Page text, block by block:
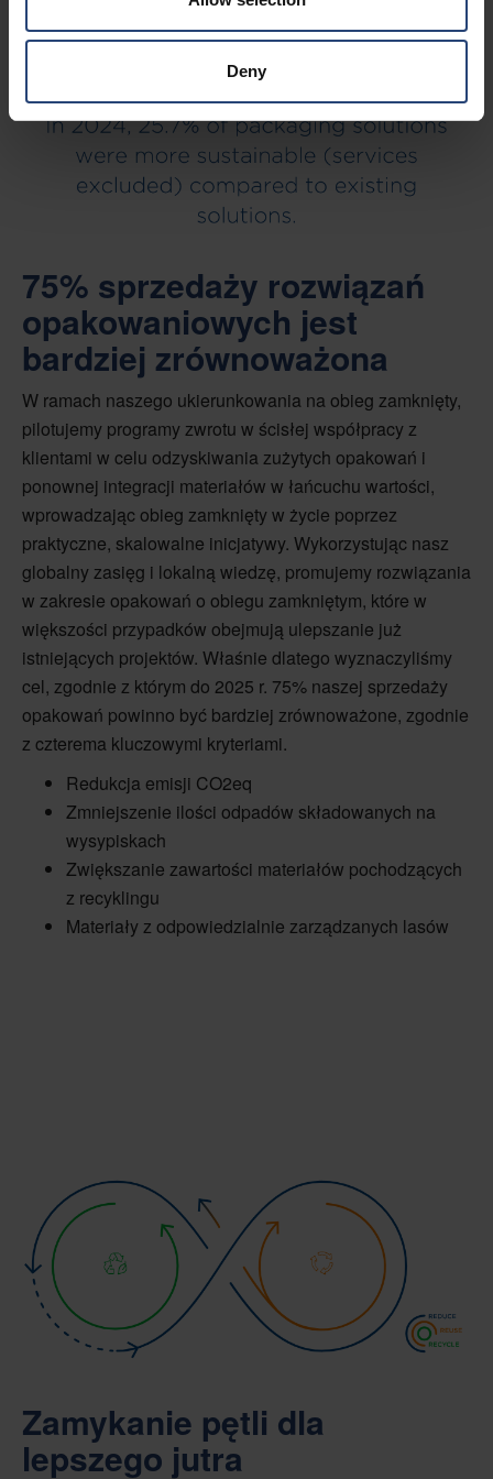
Deny
75% sprzedaży rozwiązań
opakowaniowych jest
bardziej zrównoważona
W ramach naszego ukierunkowania na obieg zamknięty,
pilotujemy programy zwrotu w ścisłej współpracy z
klientami w celu odzyskiwania zużytych opakowań i
ponownej integracji materiałów w łańcuchu wartości,
wprowadzając obieg zamknięty w życie poprzez
praktyczne, skalowalne inicjatywy. Wykorzystując nasz
globalny zasięg i lokalną wiedzę, promujemy rozwiązania
w zakresie opakowań o obiegu zamkniętym, które w
większości przypadków obejmują ulepszanie już
istniejących projektów. Właśnie dlatego wyznaczyliśmy
cel, zgodnie z którym do 2025 r. 75% naszej sprzedaży
opakowań powinno być bardziej zrównoważone, zgodnie
z czterema kluczowymi kryteriami.
Redukcja emisji CO2eq
Zmniejszenie ilości odpadów składowanych na
wysypiskach
Zwiększanie zawartości materiałów pochodzących
z recyklingu
Materiały z odpowiedzialnie zarządzanych lasów
Zamykanie pętli dla
lepszego jutra